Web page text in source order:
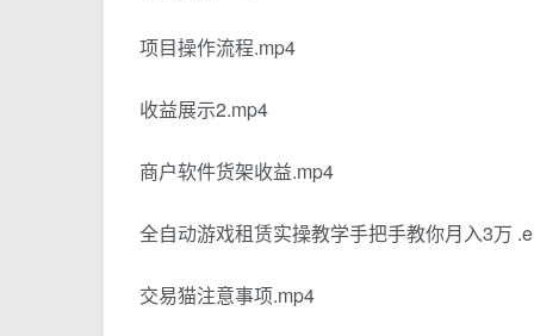
项目操作流程.mp4
收益展示2.mp4
商户软件货架收益.mp4
全自动游戏租赁实操教学手把手教你月入3万
交易猫注意事项.mp4